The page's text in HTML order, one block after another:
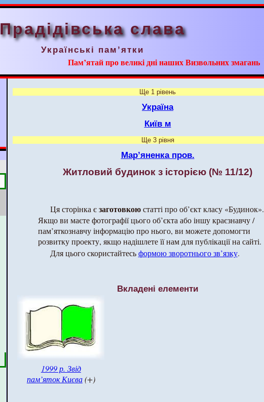
Прадідівська слава
Українські пам’ятки
Пам’ятай про великі дні наших Визвольних змагань
Ще 1 рівень
Україна
Київ м
Ще 3 рівня
Мар’яненка пров.
Житловий будинок з історією (№ 11/12)
Ця сторінка єзаготовкоюстатті про об’єкт класу «Будинок».
Якщо ви маєте фотографії цього об’єкта або іншу краєзнавчу /
пам’яткознавчу інформацію про нього, ви можете допомогти
розвитку проекту, якщо надішлете її нам для публікації на сайті.
Для цього скористайтесьформою зворотнього зв’язку.
Вкладені елементи
1999 р. Звід
пам’яток Києва(+)